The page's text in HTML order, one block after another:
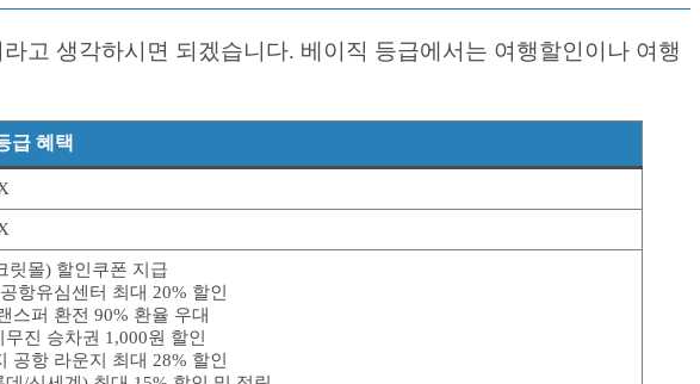
고 생각하시면 되겠습니다. 베이직 등급에서는 여행할인이나 여행
급 혜택
릿몰) 할인쿠폰 지급
항유심센터 최대 20% 할인
스퍼 환전 90% 환율 우대
진 승차권 1,000원 할인
공항 라운지 최대 28% 할인